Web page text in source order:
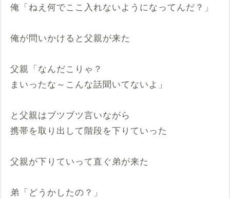
俺「ねえ何でここ入れないようになってんだ？」
俺が問いかけると父親が来た
父親「なんだこりゃ？
まいったな～こんな話聞いてないよ」
と父親はブツブツ言いながら
携帯を取り出して階段を下りていった
父親が下りていって直ぐ弟が来た
弟「どうかしたの？」